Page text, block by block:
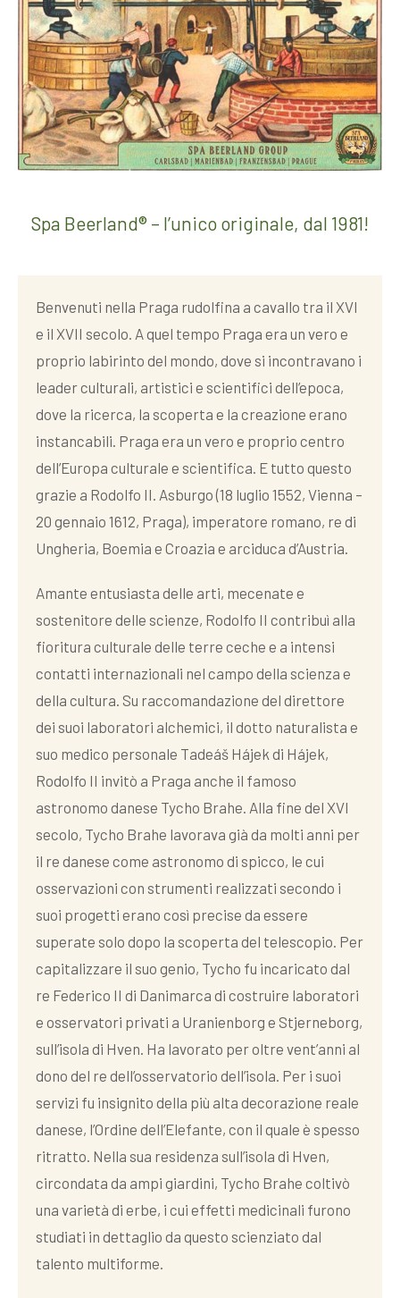
Spa Beerland® – l’unico originale, dal 1981!
Benvenuti nella Praga rudolfina a cavallo tra il XVI
e il XVII secolo. A quel tempo Praga era un vero e
proprio labirinto del mondo, dove si incontravano i
leader culturali, artistici e scientifici dell’epoca,
dove la ricerca, la scoperta e la creazione erano
instancabili. Praga era un vero e proprio centro
dell’Europa culturale e scientifica. E tutto questo
grazie a Rodolfo II. Asburgo (18 luglio 1552, Vienna –
20 gennaio 1612, Praga), imperatore romano, re di
Ungheria, Boemia e Croazia e arciduca d’Austria.
Amante entusiasta delle arti, mecenate e
sostenitore delle scienze, Rodolfo II contribuì alla
fioritura culturale delle terre ceche e a intensi
contatti internazionali nel campo della scienza e
della cultura. Su raccomandazione del direttore
dei suoi laboratori alchemici, il dotto naturalista e
suo medico personale Tadeáš Hájek di Hájek,
Rodolfo II invitò a Praga anche il famoso
astronomo danese Tycho Brahe. Alla fine del XVI
secolo, Tycho Brahe lavorava già da molti anni per
il re danese come astronomo di spicco, le cui
osservazioni con strumenti realizzati secondo i
suoi progetti erano così precise da essere
superate solo dopo la scoperta del telescopio. Per
capitalizzare il suo genio, Tycho fu incaricato dal
re Federico II di Danimarca di costruire laboratori
e osservatori privati a Uranienborg e Stjerneborg,
sull’isola di Hven. Ha lavorato per oltre vent’anni al
dono del re dell’osservatorio dell’isola. Per i suoi
servizi fu insignito della più alta decorazione reale
danese, l’Ordine dell’Elefante, con il quale è spesso
ritratto. Nella sua residenza sull’isola di Hven,
circondata da ampi giardini, Tycho Brahe coltivò
una varietà di erbe, i cui effetti medicinali furono
studiati in dettaglio da questo scienziato dal
talento multiforme.